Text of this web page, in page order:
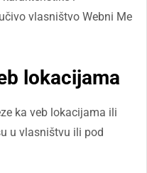
vlasništvo Webni Me
lokacijama
ka veb lokacijama ili
u vlasništvu ili pod